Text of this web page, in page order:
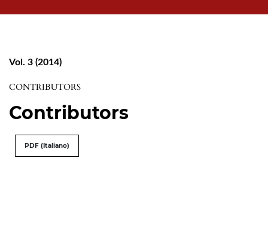
Vol. 3 (2014)
CONTRIBUTORS
Contributors
PDF (Italiano)